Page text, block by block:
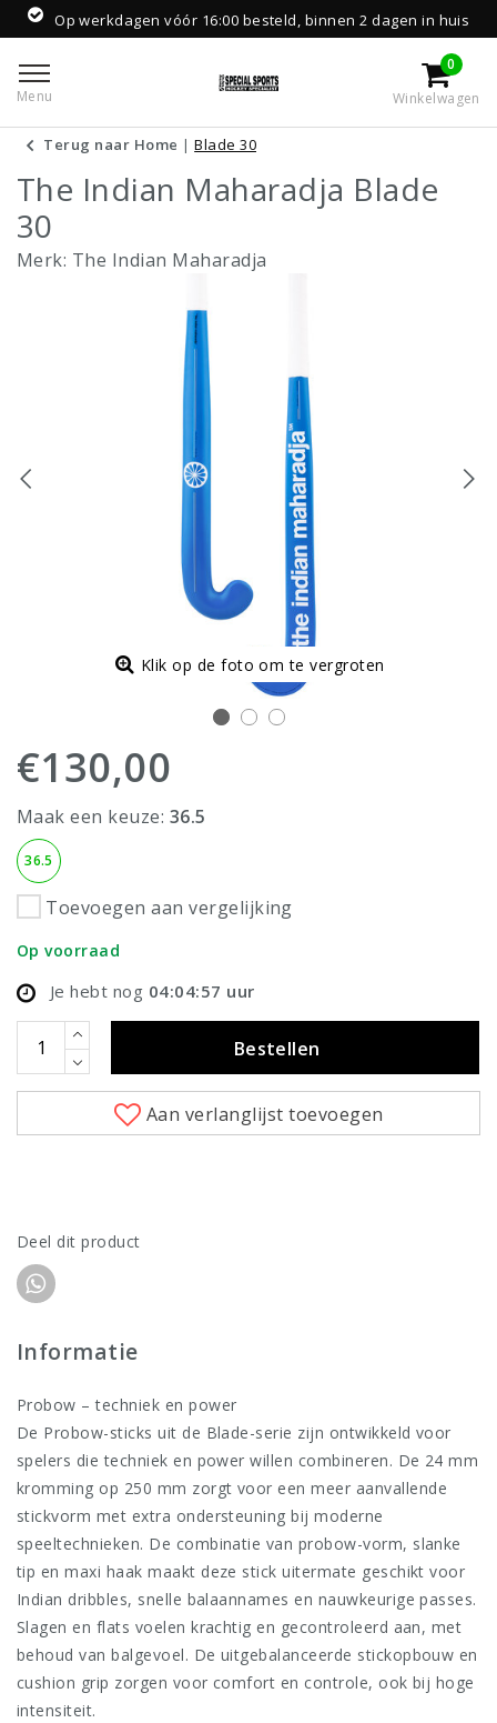
Op werkdagen vóór 16:00 besteld, binnen 2 dagen in huis
Menu
0
Winkelwagen
Terug naar Home |Blade 30
The Indian Maharadja Blade
30
Merk: The Indian Maharadja
Klik op de foto om te vergroten
€130,00
Maak een keuze: 36.5
36.5
Toevoegen aan vergelijking
Op voorraad
Je hebt nog 04:04:56 uur
Bestellen
Aan verlanglijst toevoegen
Deel dit product
Informatie
Probow – techniek en power
De Probow-sticks uit de Blade-serie zijn ontwikkeld voor
spelers die techniek en power willen combineren. De 24 mm
kromming op 250 mm zorgt voor een meer aanvallende
stickvorm met extra ondersteuning bij moderne
speeltechnieken. De combinatie van probow-vorm, slanke
tip en maxi haak maakt deze stick uitermate geschikt voor
Indian dribbles, snelle balaannames en nauwkeurige passes.
Slagen en flats voelen krachtig en gecontroleerd aan, met
behoud van balgevoel. De uitgebalanceerde stickopbouw en
cushion grip zorgen voor comfort en controle, ook bij hoge
intensiteit.